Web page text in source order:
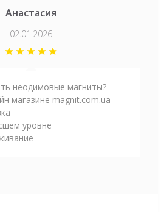
Анастасия
02.01.2026
неодимовые магниты?
магазине magnit.com.ua
уровне